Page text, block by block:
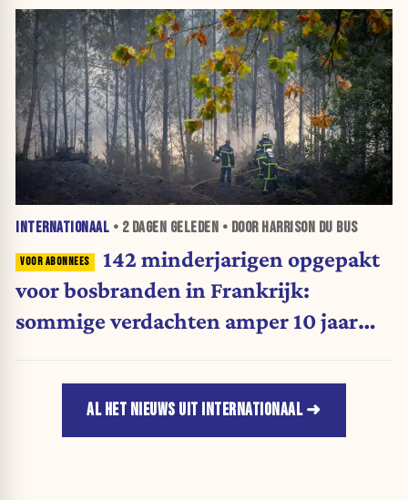
INTERNATIONAAL • 2 DAGEN GELEDEN • DOOR HARRISON DU BUS
142 minderjarigen opgepakt
voor bosbranden in Frankrijk:
sommige verdachten amper 10 jaar
AL HET NIEUWS UIT INTERNATIONAAL